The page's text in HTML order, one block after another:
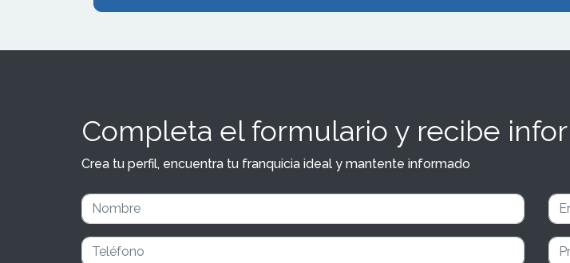
Completa el formulario y recibe
Crea tu perfil, encuentra tu franquicia ideal y mantente informado